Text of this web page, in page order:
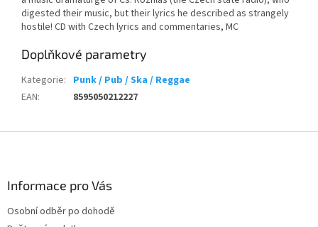
digested their music, but their lyrics he described as strangely
hostile! CD with Czech lyrics and commentaries, MC
Doplňkové parametry
Kategorie: Punk / Pub / Ska / Reggae
EAN: 8595050212227
Informace pro Vás
Osobní odběr po dohodě